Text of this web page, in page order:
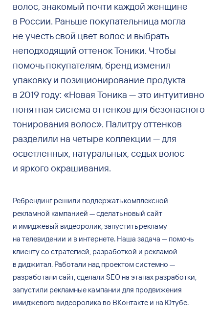
волос, знакомый почти каждой женщине
в России. Раньше покупательница могла
не учесть свой цвет волос и выбрать
неподходящий оттенок Тоники. Чтобы
помочь покупателям, бренд изменил
упаковку и позиционирование продукта
в 2019 году: «Новая Тоника — это интуитивно
понятная система оттенков для безопасного
тонирования волос». Палитру оттенков
разделили на четыре коллекции — для
осветленных, натуральных, седых волос
и яркого окрашивания.
Ребрендинг решили поддержать комплексной
рекламной кампанией —сделать новый сайт
и имиджевый видеоролик, запустить рекламу
на телевидении и в интернете. Наша задача —помочь
клиенту со стратегией, разработкой и рекламой
в диджитал. Работали над проектом системно —
разработали сайт, сделали SEO на этапах разработки,
запустили рекламные кампании для продвижения
имиджевого видеоролика во ВКонтакте и на Ютубе.